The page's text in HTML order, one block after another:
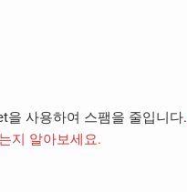
을 사용하여 스팸을 줄입니다.
지 알아보세요.